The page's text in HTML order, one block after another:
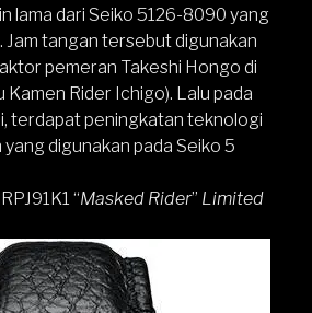
lama dari Seiko 5126-8090 yang
Jam tangan tersebut digunakan
pemeran Takeshi Hongo di
Kamen Rider Ichigo). Lalu pada
terdapat peningkatan teknologi
digunakan pada Seiko 5
“Masked Rider” Limited